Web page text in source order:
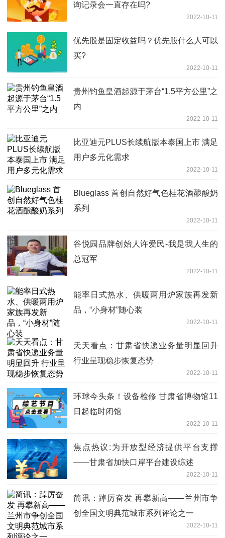
询记录会一直存在吗?
2022-10-11
优先股是固定收益吗？优先股什么人可以
买?
2022-10-11
贵州钓鱼皇酒起源于茅台“1.5平方公里”之
内
2022-10-11
比亚迪元PLUS长续航版本泰国上市 满足
用户多元化需求
2022-10-11
Blueglass 首创自然好气色桂花酒酿酸奶
系列
2022-10-11
谷悦园品牌创始人许爱民-我是我人生的
总冠军
2022-10-11
能率日式热水、供暖两用炉家族再发新
品，“小身材”随心装
2022-10-11
天天看点：甘肃省快递业务量明显回升
行业呈现稳步恢复态势
2022-10-11
环球今头条！设备检修 甘肃省博物馆11
日起临时闭馆
2022-10-11
焦点热议:为开放型经济提供平台支撑
——甘肃省加快口岸平台建设综述
2022-10-11
简讯：踔厉奋发 再攀新高——兰州市争
创全国文明典范城市系列评论之一
2022-10-11